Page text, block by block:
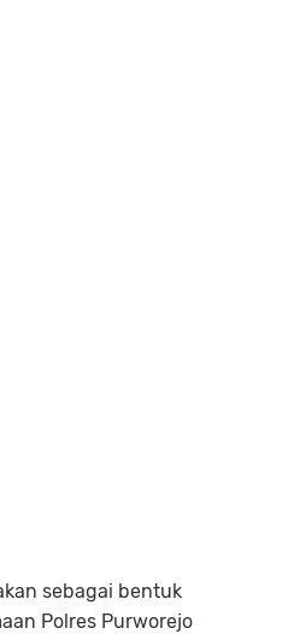
sebagai bentuk
Polres Purworejo